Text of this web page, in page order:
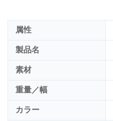
属性
製品名
素材
重量／幅
カラー